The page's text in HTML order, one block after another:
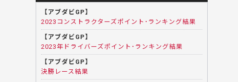
【アブダビGP】
2023コンストラクターズポイント･ランキング結果
【アブダビGP】
2023年ドライバーズポイント･ランキング結果
【アブダビGP】
決勝レース結果